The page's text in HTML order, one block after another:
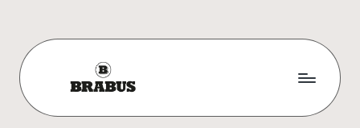
content